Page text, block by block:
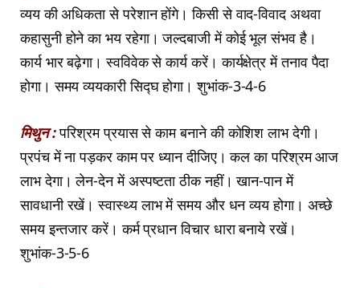
व्यय की अधिकता से परेशान होंगे। किसी से वाद-विवाद अथवा
कहासुनी होने का भय रहेगा। जल्दबाजी में कोई भूल संभव है।
कार्य भार बढ़ेगा। स्वविवेक से कार्य करें। कार्यक्षेत्र में तनाव पैदा
होगा। समय व्ययकारी सिद्घ होगा। शुभांक-3-4-6
मिथुन : परिश्रम प्रयास से काम बनाने की कोशिश लाभ देगी।
प्रपंच में ना पड़कर काम पर ध्यान दीजिए। कल का परिश्रम आज
लाभ देगा। लेन-देन में अस्पष्टता ठीक नहीं। खान-पान में
सावधानी रखें। स्वास्थ्य लाभ में समय और धन व्यय होगा। अच्छे
समय इन्तजार करें। कर्म प्रधान विचार धारा बनाये रखें।
शुभांक-3-5-6